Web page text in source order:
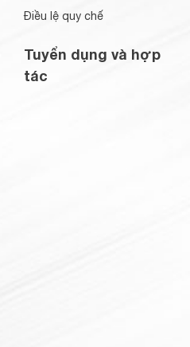
Điều lệ quy chế
Tuyển dụng và hợp
tác